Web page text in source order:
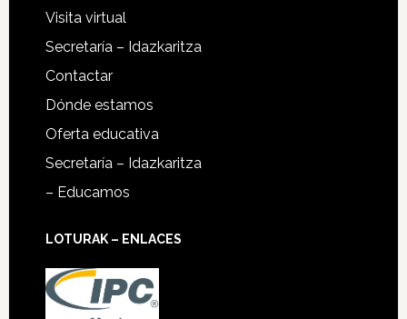
Visita virtual
Secretaría – Idazkaritza
Contactar
Dónde estamos
Oferta educativa
Secretaría – Idazkaritza
– Educamos
LOTURAK – ENLACES